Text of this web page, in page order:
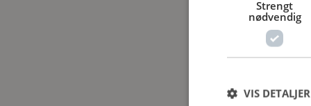
Strengt
nødvendig
VIS DETALJER